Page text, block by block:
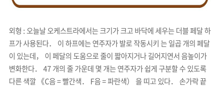
외형 : 오늘날 오케스트라에서는 크기가 크고 바닥에 세우는 더블 페달 하
프가 사용된다． 이 하프에는 연주자가 발로 작동시키 는 일곱 개의 페달
이 있는데， 이 페달의 도움으로 줄이 짧아지거나 길어지연서 음높이가
변화한다． 47 개의 줄 가운데 몇 개는 연주자가 쉽게 구분할 수 있도록
다른 색깔 《C음 = 빨간색． F음 = 파란색） 을 띠고 있다． 손가락 끝